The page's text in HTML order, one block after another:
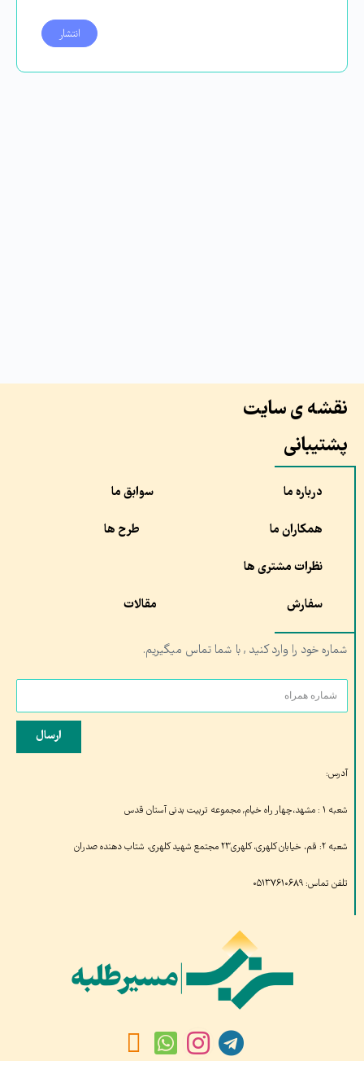
نقشه ی سایت
پشتیبانی
درباره ما سوابق ما
همکاران ما طرح ها
نظرات مشتری ها
سفارش مقالات
شماره خود را وارد کنید , با شما تماس میگیریم.
ارسال
آدرس:
شعبه ۱ : مشهد،چهار راه خیام, مجموعه تربیت بدنی آستان قدس
شعبه ۲: قم، خیابان کلهری، کلهری۲۳ مجتمع شهید کلهری، شتاب دهنده صدران
تلفن تماس: ۰۵۱۳۷۶۱۰۶۸۹